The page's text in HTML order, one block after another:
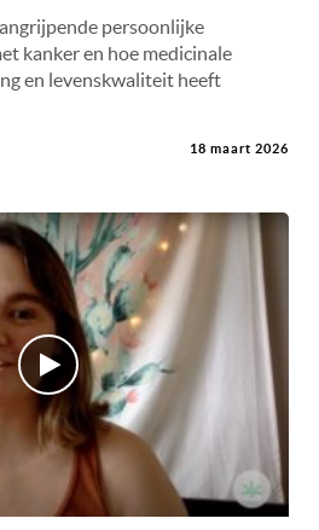
persoonlijke
kanker en hoe medicinale
en levenskwaliteit heeft
18 maart 2026